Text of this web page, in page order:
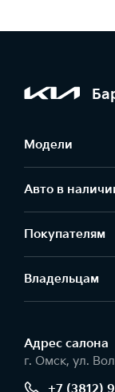
Модели
Авто в
Покупателям
Владельцам
Адрес салонa
г. Омск, ул.
+7 (3812)